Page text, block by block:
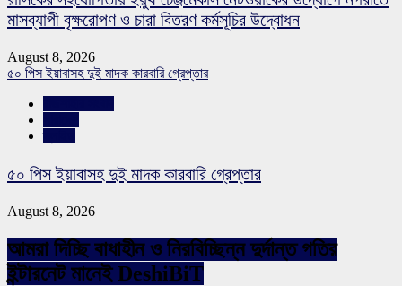
মাসব্যাপী বৃক্ষরোপণ ও চারা বিতরণ কর্মসূচির উদ্বোধন
August 8, 2026
৫০ পিস ইয়াবাসহ দুই মাদক কারবারি গ্রেপ্তার
৫০ পিস ইয়াবাসহ দুই মাদক কারবারি গ্রেপ্তার
August 8, 2026
আমরা দিচ্ছি বাধাহীন ও নিরবিচ্ছিন্ন দুর্দান্ত গতির
ইন্টারনেট মানেই DeshiBiT